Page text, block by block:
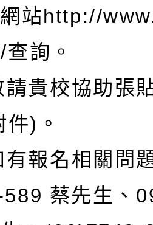
站http://
詢。
貴校協助張
)。
報名相關問
蔡先生、